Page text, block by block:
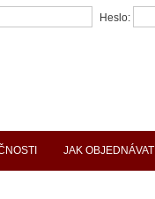
JAK OBJEDNÁVAT
Heslo: